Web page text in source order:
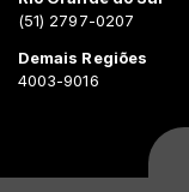
(51) 2797-0207
Demais Regiões
4003-9016